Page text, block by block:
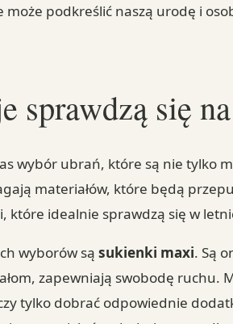
podkreślić naszą urodę i
sprawdzą się
wybór ubrań, które są nie tylko
materiałów, które będą
które idealnie sprawdzą się w
wyborów sąsukienki maxi. Są
zapewniają swobodę ruchu.
tylko dobrać odpowiednie